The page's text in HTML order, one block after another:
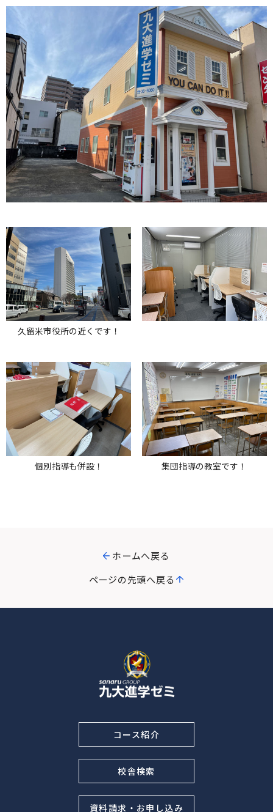
久留米市役所の近くです！
個別指導も併設！ 集団指導の教室です！
ホームへ戻る
ページの先頭へ戻る
コース紹介
校舎検索
資料請求・お申し込み